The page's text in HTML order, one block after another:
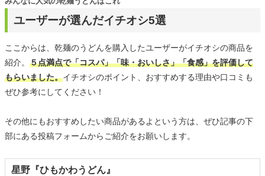
ユーザーが選んだイチオシ5選
ここからは、乾麺のうどんを購入したユーザーがイチオシの商品を
紹介。 ５点満点で「コスパ」「味・おいしさ」「食感」を評価して
もらいました。イチオシのポイント、おすすめする理由や口コミも
ぜひ参考にしてください！
その他にもおすすめしたい商品があるよという方は、ぜひ記事の下
部にある投稿フォームからご紹介をお願いします。
星野『ひもかわうどん』